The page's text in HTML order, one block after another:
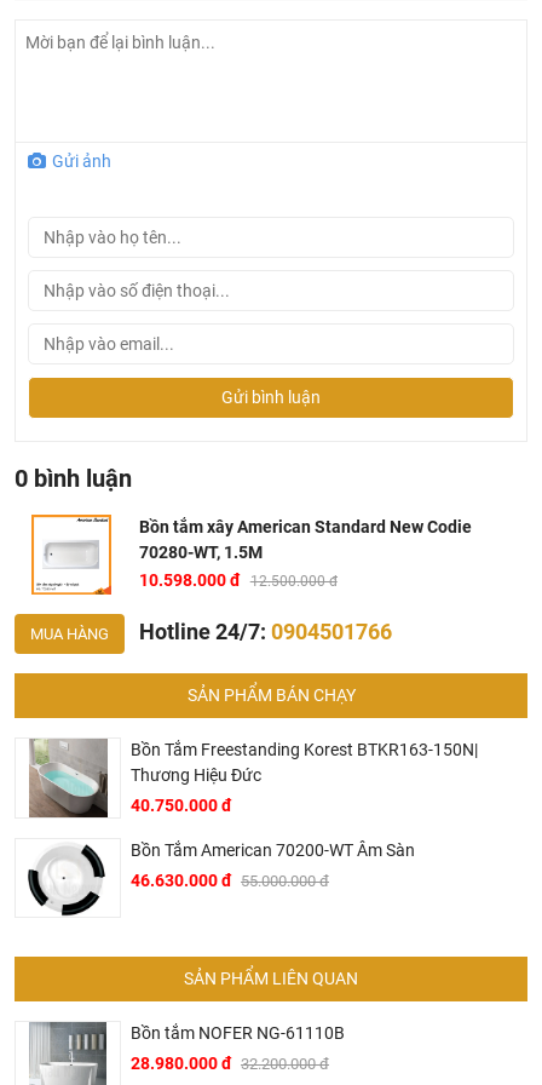
Bồn tắm xây American Standard New Codie 70280-WT
Bản vẽ kích thước bồn tắm 70280WT American 1.5 mét
Bản vẽ bồn tắm xây American Standard New Codie
Gửi ảnh
Gửi bình luận
0 bình luận
Bồn tắm xây American Standard New Codie
70280-WT, 1.5M
10.598.000 đ 12.500.000 đ
MUA HÀNG Hotline 24/7: 0904501766
SẢN PHẨM BÁN CHẠY
Bồn Tắm Freestanding Korest BTKR163-150N|
Thương Hiệu Đức
40.750.000 đ
Bồn Tắm American 70200-WT Âm Sàn
46.630.000 đ 55.000.000 đ
SẢN PHẨM LIÊN QUAN
Bồn tắm NOFER NG-61110B
28.980.000 đ 32.200.000 đ